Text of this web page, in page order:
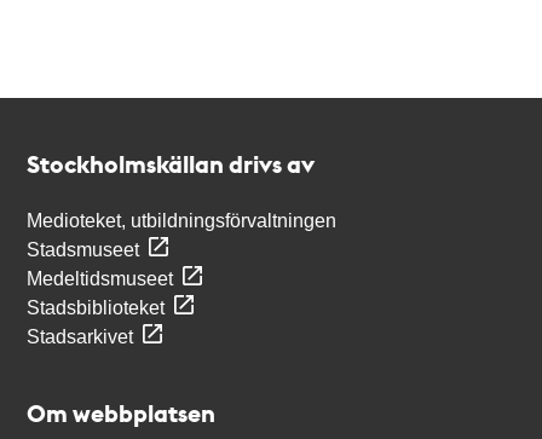
Stockholmskällan drivs av
Medioteket, utbildningsförvaltningen
Stadsmuseet
Medeltidsmuseet
Stadsbiblioteket
Stadsarkivet
Om webbplatsen